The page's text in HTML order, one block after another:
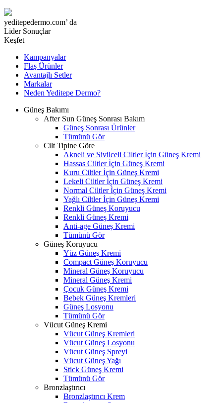
yeditepedermo.com’ da
Lider Sonuçlar
Keşfet
Kampanyalar
Flaş Ürünler
Avantajlı Setler
Markalar
Neden Yeditepe Dermo?
Güneş Bakımı
After Sun Güneş Sonrası Bakım
Güneş Sonrası Ürünler
Tümünü Gör
Cilt Tipine Göre
Akneli ve Sivilceli Ciltler İçin Güneş Kremi
Hassas Ciltler İçin Güneş Kremi
Kuru Ciltler İçin Güneş Kremi
Lekeli Ciltler İçin Güneş Kremi
Normal Ciltler İçin Güneş Kremi
Yağlı Ciltler İçin Güneş Kremi
Renkli Güneş Koruyucu
Renkli Güneş Kremi
Anti-age Güneş Kremi
Tümünü Gör
Güneş Koruyucu
Yüz Güneş Kremi
Compact Güneş Koruyucu
Mineral Güneş Koruyucu
Mineral Güneş Kremi
Çocuk Güneş Kremi
Bebek Güneş Kremleri
Güneş Losyonu
Tümünü Gör
Vücut Güneş Kremi
Vücut Güneş Kremleri
Vücut Güneş Losyonu
Vücut Güneş Spreyi
Vücut Güneş Yağı
Stick Güneş Kremi
Tümünü Gör
Bronzlaştırıcı
Bronzlaştırıcı Krem